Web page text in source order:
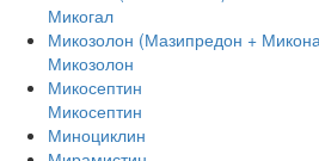
Микогал
Микозолон (Мазипредон +
Микозолон
Микосептин
Микосептин
Миноциклин